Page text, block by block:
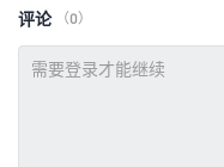
评论（0）